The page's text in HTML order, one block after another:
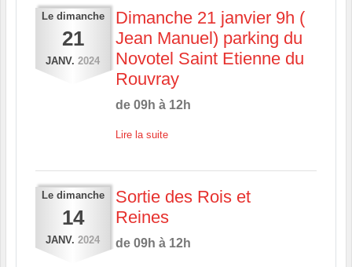
Le dimanche
21
JANV. 2024
Dimanche 21 janvier 9h (
Jean Manuel) parking du
Novotel Saint Etienne du
Rouvray
de 09h à 12h
Lire la suite
Le dimanche
14
JANV. 2024
Sortie des Rois et
Reines
de 09h à 12h